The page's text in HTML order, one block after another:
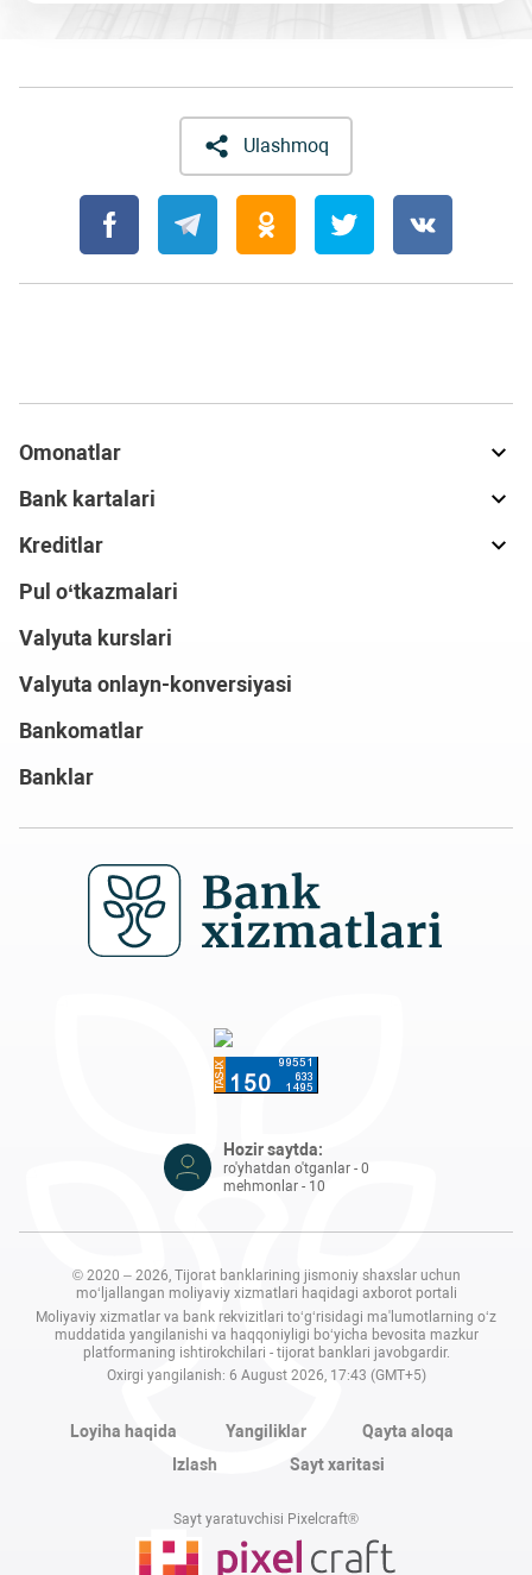
Ulashmoq
Omonatlar
Bank kartalari
Kreditlar
Pul o‘tkazmalari
Valyuta kurslari
Valyuta onlayn-konversiyasi
Bankomatlar
Banklar
Hozir saytda:
ro'yhatdan o'tganlar - 0
mehmonlar - 10
© 2020 – 2026, Tijorat banklarining jismoniy shaxslar uchun
mo‘ljallangan moliyaviy xizmatlari haqidagi axborot portali
Moliyaviy xizmatlar va bank rekvizitlari to‘g‘risidagi ma'lumotlarning o‘z
muddatida yangilanishi va haqqoniyligi bo‘yicha bevosita mazkur
platformaning ishtirokchilari - tijorat banklari javobgardir.
Oxirgi yangilanish: 6 August 2026, 17:43 (GMT+5)
Loyiha haqida Yangiliklar
Qayta aloqa
Izlash
Sayt xaritasi
Sayt yaratuvchisi Pixelcraft®